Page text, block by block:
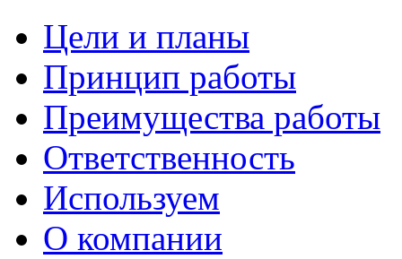
Цели и планы
Принцип работы
Преимущества работы
Ответственность
Используем
О компании